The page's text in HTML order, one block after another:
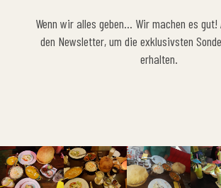
Wenn wir alles geben… Wir machen es gut!
den Newsletter, um die exklusivsten
erhalten.